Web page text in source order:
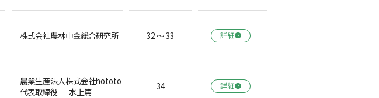
株式会社農林中金総合研究所 32 ～ 33 詳細
農業生産法人株式会社hototo
代表取締役 水上篤
34 詳細